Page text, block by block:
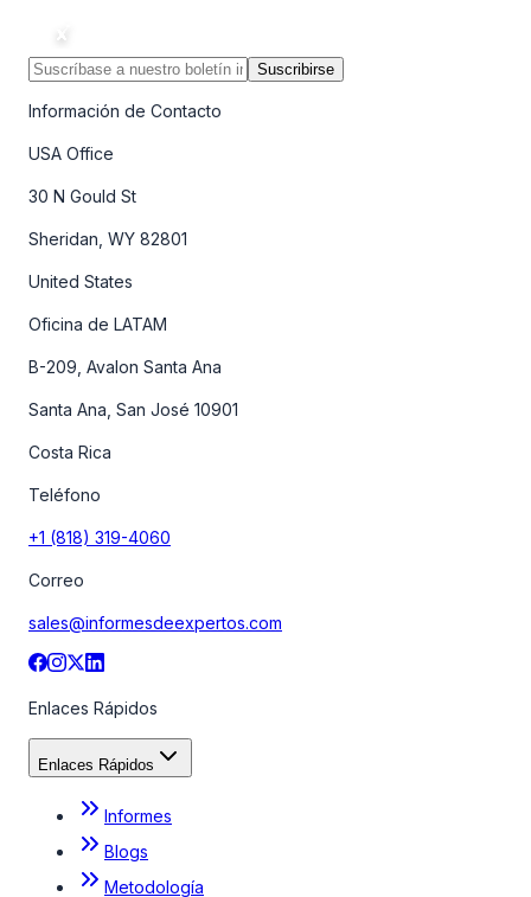
Suscribirse
Información de Contacto
USA Office
30 N Gould St
Sheridan, WY 82801
United States
Oficina de LATAM
B-209, Avalon Santa Ana
Santa Ana, San José 10901
Costa Rica
Teléfono
+1 (818) 319-4060
Correo
sales@informesdeexpertos.com
Enlaces Rápidos
Enlaces Rápidos
Informes
Blogs
Metodología